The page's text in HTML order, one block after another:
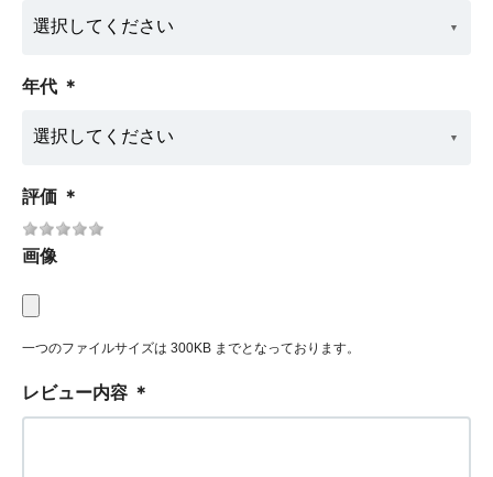
年代 ＊
評価 ＊
画像
一つのファイルサイズは 300KB までとなっております。
レビュー内容 ＊